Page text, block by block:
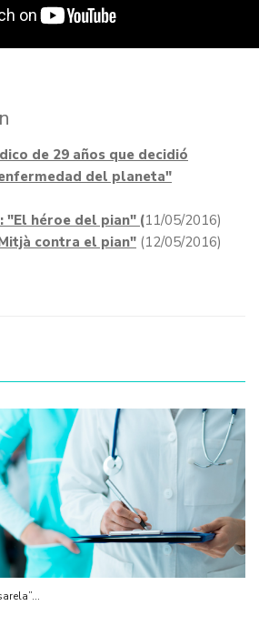
de 29 años que decidió
del planeta"
"El héroe del pian" (11/05/2016)
contra el pian" (12/05/2016)